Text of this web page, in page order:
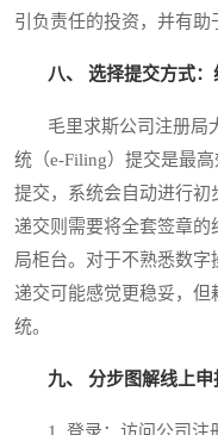
引负责任的投资，并有助
八、 选择提交方式
毛里求斯公司注册局
统（e-Filing）提交是最
提交，系统会自动进行初
递交则需要将全套签章
局柜台。对于不熟悉数
递交可能感觉更稳妥，但
统。
九、 分步图解线上